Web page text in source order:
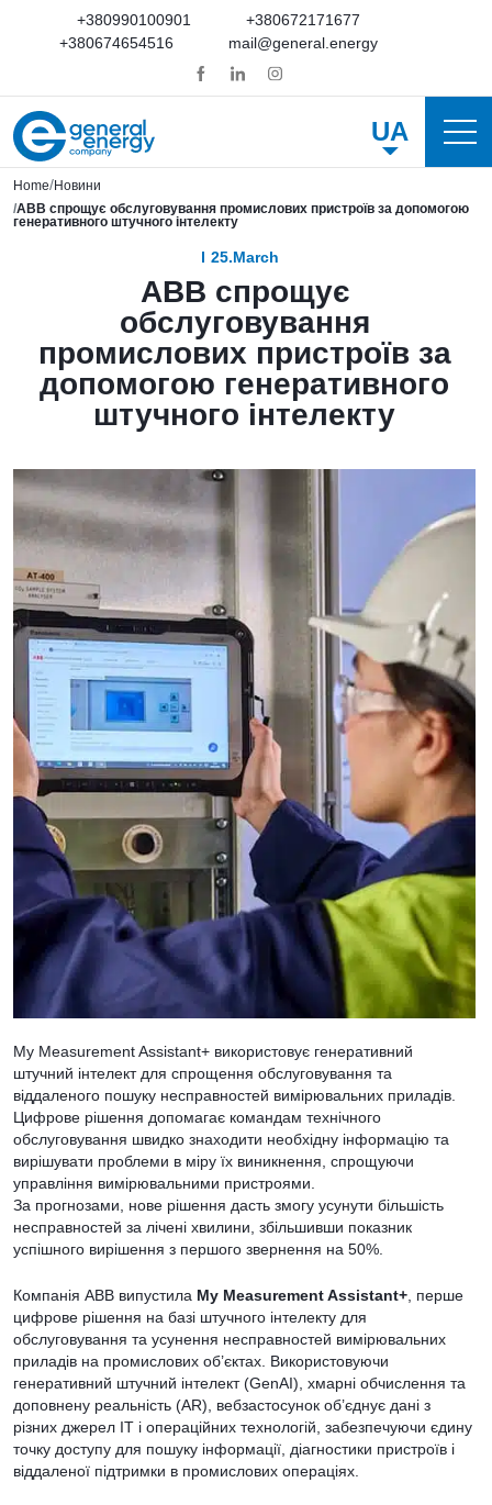
+380990100901
+380672171677
+380674654516
mail@general.energy
UA
Home Новини
ABB спрощує обслуговування промислових пристроїв за допомогою
генеративного штучного інтелекту
25.March
ABB спрощує
обслуговування
промислових пристроїв за
допомогою генеративного
штучного інтелекту
My Measurement Assistant+ використовує генеративний
штучний інтелект для спрощення обслуговування та
віддаленого пошуку несправностей вимірювальних приладів.
Цифрове рішення допомагає командам технічного
обслуговування швидко знаходити необхідну інформацію та
вирішувати проблеми в міру їх виникнення, спрощуючи
управління вимірювальними пристроями.
За прогнозами, нове рішення дасть змогу усунути більшість
несправностей за лічені хвилини, збільшивши показник
успішного вирішення з першого звернення на 50%.
Компанія ABB випустила My Measurement Assistant+ , перше
цифрове рішення на базі штучного інтелекту для
обслуговування та усунення несправностей вимірювальних
приладів на промислових об’єктах. Використовуючи
генеративний штучний інтелект (GenAI), хмарні обчислення та
доповнену реальність (AR), вебзастосунок об’єднує дані з
різних джерел ІТ і операційних технологій, забезпечуючи єдину
точку доступу для пошуку інформації, діагностики пристроїв і
віддаленої підтримки в промислових операціях.